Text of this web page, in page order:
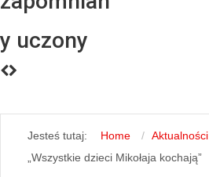
y uczony
Jesteś tutaj: Home
Aktualności
„Wszystkie dzieci Mikołaja kochają”